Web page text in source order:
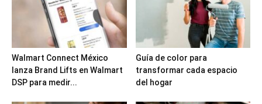
Walmart Connect México
lanza Brand Lifts en Walmart
DSP para medir...
Guía de color para
transformar cada espacio
del hogar